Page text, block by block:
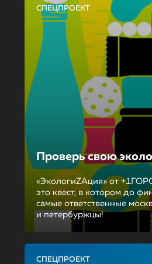
СПЕЦПРОЕКТ
Проверь свою
«ЭкологиZAция» от
это квест, в котором до
самые ответственные
и петербуржцы!
СПЕЦПРОЕКТ